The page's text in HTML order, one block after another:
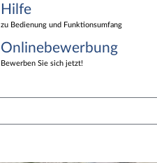
Hilfe
zu Bedienung und Funktionsumfang
Onlinebewerbung
Bewerben Sie sich jetzt!